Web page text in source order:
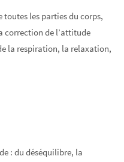
les parties du corps,
correction de l’attitude
la respiration, la relaxation,
: du déséquilibre, la